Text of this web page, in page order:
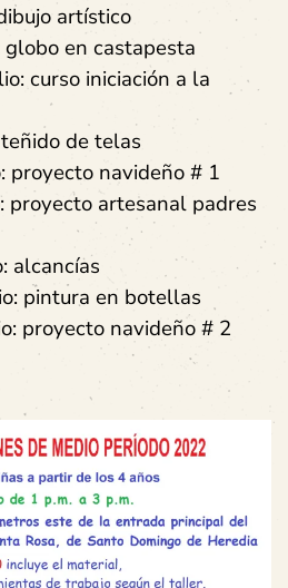
artístico
en castapesta
curso iniciación a la
de telas
proyecto navideño # 1
proyecto artesanal padres
alcancías
pintura en botellas
proyecto navideño # 2